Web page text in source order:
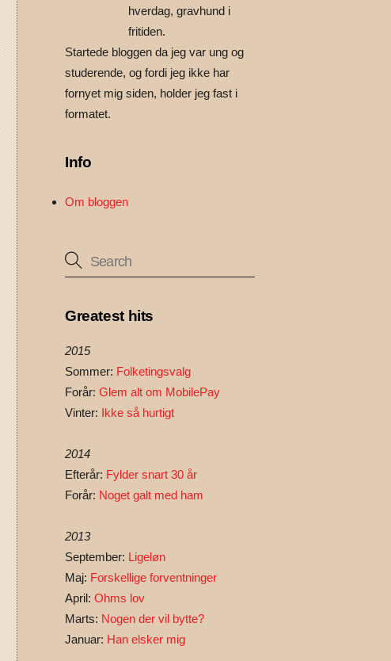
hverdag, gravhund i
fritiden.
Startede bloggen da jeg var ung og
studerende, og fordi jeg ikke har
fornyet mig siden, holder jeg fast i
formatet.
Info
Om bloggen
Greatest hits
2015
Sommer: Folketingsvalg
Forår: Glem alt om MobilePay
Vinter: Ikke så hurtigt
2014
Efterår: Fylder snart 30 år
Forår: Noget galt med ham
2013
September: Ligeløn
Maj: Forskellige forventninger
April: Ohms lov
Marts: Nogen der vil bytte?
Januar: Han elsker mig